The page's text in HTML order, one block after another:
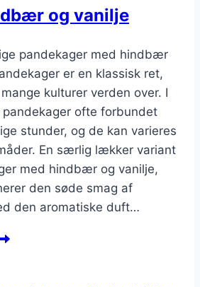
og vanilje
pandekager med hindbær
er en klassisk ret,
kulturer verden over. I
pandekager ofte forbundet
stunder, og de kan varieres
En særlig lækker variant
med hindbær og vanilje,
den søde smag af
den aromatiske duft…